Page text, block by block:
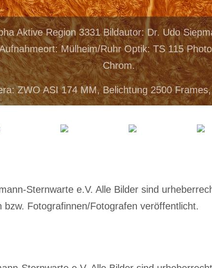
Aktive Region 3331 Bildautor: Dr. Udo
Mülheim/Ruhr Optik: TS 115
Chrom.
ZWO ASI 174 MM, Belichtung 2500
Sternwarte e.V. Alle Bilder sind
Fotografinnen/Fotografen veröffentlicht.